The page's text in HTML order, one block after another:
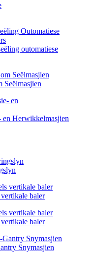
outomatiese
en Herwikkelmasjien
baler
baler
Snymasjien